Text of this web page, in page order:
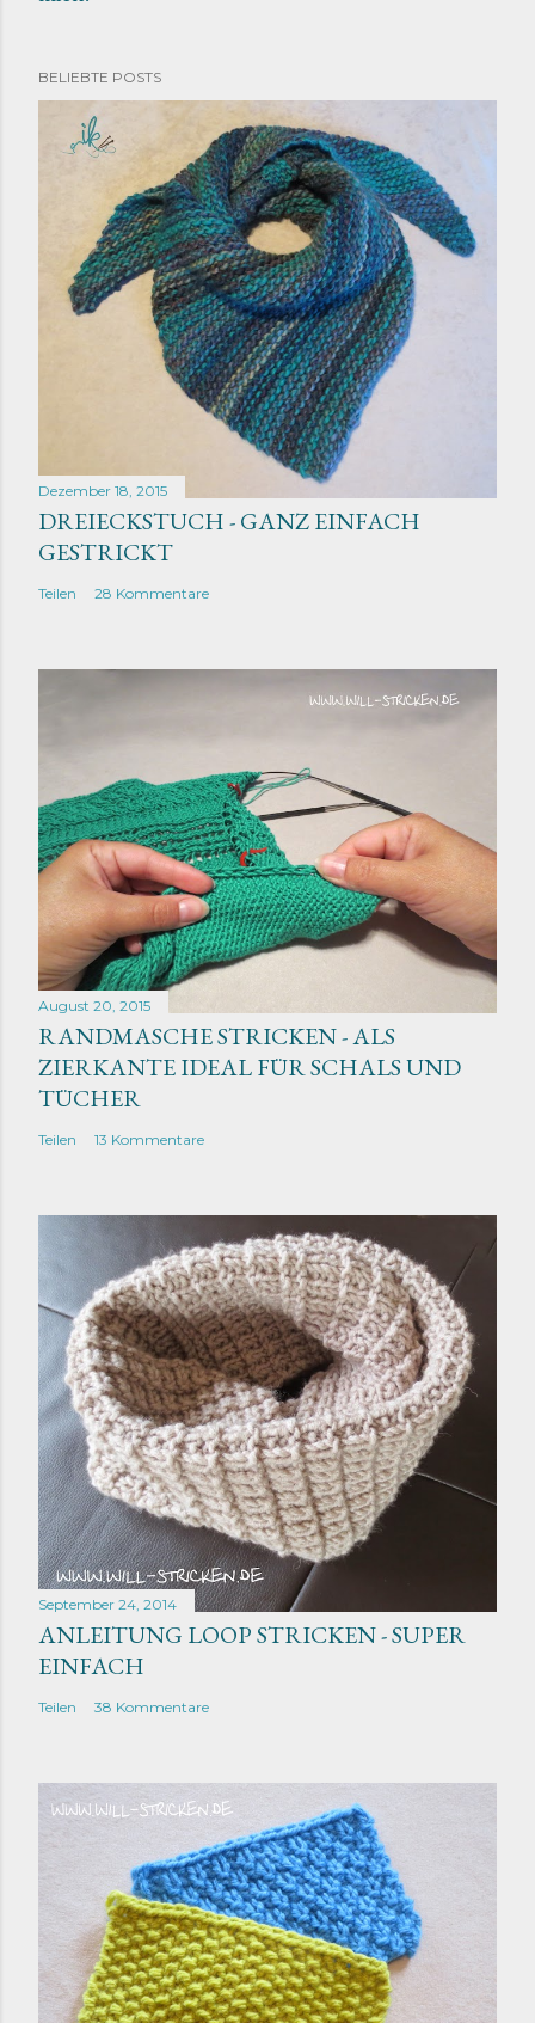
BELIEBTE POSTS
Dezember 18, 2015
DREIECKSTUCH - GANZ EINFACH
GESTRICKT
Teilen 28 Kommentare
August 20, 2015
RANDMASCHE STRICKEN - ALS
ZIERKANTE IDEAL FÜR SCHALS UND
TÜCHER
Teilen 13 Kommentare
September 24, 2014
ANLEITUNG LOOP STRICKEN - SUPER
EINFACH
Teilen 38 Kommentare